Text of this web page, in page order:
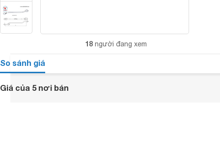
18 người đang xem
So sánh giá
Giá của 5 nơi bán